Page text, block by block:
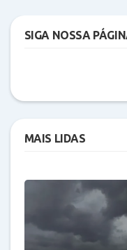
SIGA NOSSA
MAIS LIDAS